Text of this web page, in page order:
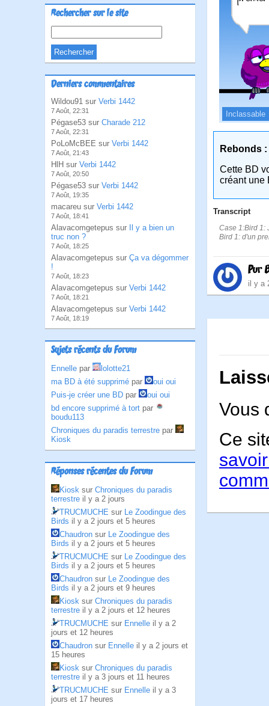
Rechercher sur le site
Derniers commentaires
Wildou91 sur Verbi 1442
7 Août, 22:31
Pégase53 sur Charade 212
7 Août, 22:31
PoLoMcBEE sur Verbi 1442
7 Août, 21:43
HlH sur Verbi 1442
7 Août, 20:50
Pégase53 sur Verbi 1442
7 Août, 19:35
macareu sur Verbi 1442
7 Août, 18:41
Alavacomgetepus sur
Il y a bien un
truc non ?
7 Août, 18:25
Alavacomgetepus sur Ça va dégommer
!
7 Août, 18:23
Alavacomgetepus sur Verbi 1442
7 Août, 18:21
Alavacomgetepus sur Verbi 1442
7 Août, 18:19
Sujets récents du Forum
Ennelle par
lolotte21
ma BD à été supprimé par
oui oui
Puis-je créer une BD par
oui oui
bd encore supprimé à tort par
boudu113
Chroniques du paradis terrestre par
Kiosk
Réponses récentes du Forum
Kiosk sur Chroniques du paradis
terrestre il y a 2 jours
TRUCMUCHE sur Le Zoodingue des
Birds il y a 2 jours et 5 heures
Chaudron sur Le Zoodingue des
Birds il y a 2 jours et 5 heures
TRUCMUCHE sur Le Zoodingue des
Birds il y a 2 jours et 5 heures
Chaudron sur Le Zoodingue des
Birds il y a 2 jours et 9 heures
Kiosk sur Chroniques du paradis
terrestre il y a 2 jours et 12 heures
TRUCMUCHE sur Ennelle il y a 2
jours et 12 heures
Chaudron sur Ennelle il y a 2 jours et
15 heures
Kiosk sur Chroniques du paradis
terrestre il y a 3 jours et 11 heures
TRUCMUCHE sur Ennelle il y a 3
jours et 17 heures
Inclassable
Rebonds :
Cette BD
créant une
Transcript
Case 1:Bird 1:
Bird 1: d'un
Pur
il y a
Vous
Ce